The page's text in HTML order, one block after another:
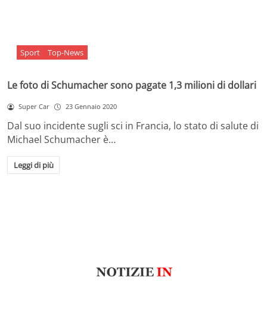
Sport Top-News
Le foto di Schumacher sono pagate 1,3 milioni di dollari
Super Car 23 Gennaio 2020
Dal suo incidente sugli sci in Francia, lo stato di salute di
Michael Schumacher è…
Leggi di più